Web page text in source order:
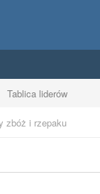
Tablica liderów
zbóż i rzepaku